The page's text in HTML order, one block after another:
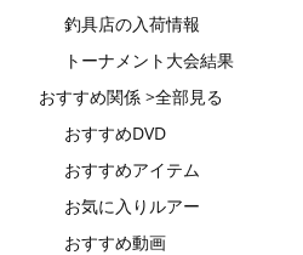
釣具店の入荷情報
トーナメント大会結果
おすすめ関係 >全部見る
おすすめDVD
おすすめアイテム
お気に入りルアー
おすすめ動画